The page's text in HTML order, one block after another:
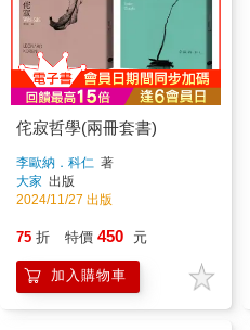
侘寂哲學(兩冊套書)
李歐納．科仁 著
大家 出版
2024/11/27 出版
75 折 特價 450 元
加入購物車